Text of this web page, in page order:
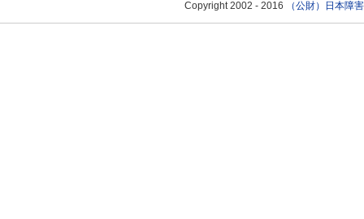
Copyright 2002 - 2016 （公財）日本障